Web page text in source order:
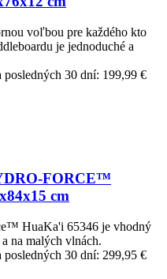
voľbou pre každého kto
je jednoduché a
posledných 30 dní: 199,99 €
FORCE™
cm
HuaKa'i 65346 je vhodný
na malých vlnách.
posledných 30 dní: 299,95 €